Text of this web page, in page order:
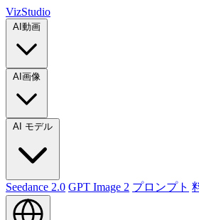
VizStudio
Seedance 2.0 GPT Image 2 プロンプト